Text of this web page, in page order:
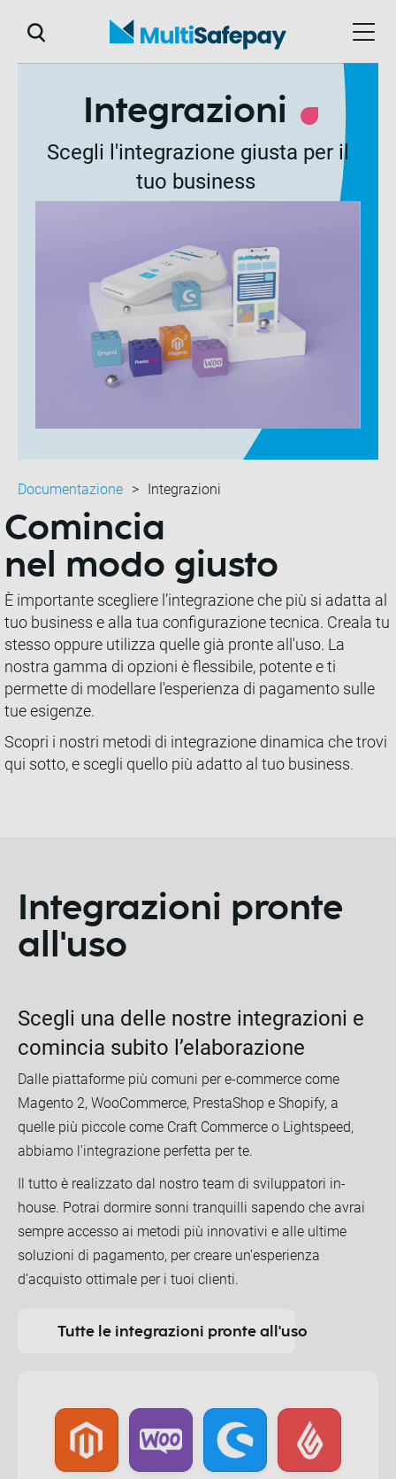
Integrazioni
Scegli l'integrazione giusta per il
tuo business
Documentazione Integrazioni
Comincia
nel modo giusto
È importante scegliere l’integrazione che più si adatta al
tuo business e alla tua configurazione tecnica. Creala tu
stesso oppure utilizza quelle già pronte all'uso. La
nostra gamma di opzioni è flessibile, potente e ti
permette di modellare l'esperienza di pagamento sulle
tue esigenze.
Scopri i nostri metodi di integrazione dinamica che trovi
qui sotto, e scegli quello più adatto al tuo business.
Integrazioni pronte
all'uso
Scegli una delle nostre integrazioni e
comincia subito l’elaborazione
Dalle piattaforme più comuni per e-commerce come
Magento 2, WooCommerce, PrestaShop e Shopify, a
quelle più piccole come Craft Commerce o Lightspeed,
abbiamo l'integrazione perfetta per te.
Il tutto è realizzato dal nostro team di sviluppatori in-
house. Potrai dormire sonni tranquilli sapendo che avrai
sempre accesso ai metodi più innovativi e alle ultime
soluzioni di pagamento, per creare un’esperienza
d’acquisto ottimale per i tuoi clienti.
Tutte le integrazioni pronte all'uso